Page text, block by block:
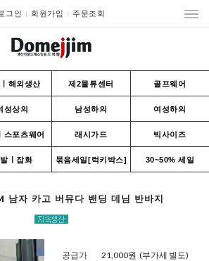
그인 회원가입 주문조회
해외생산 제2물류센터 골프웨어
성상의 남성하의 여성하의
스포츠웨어 래시가드 빅사이즈
ㅣ잡화 묶음세일[럭키박스] 30~50% 세일
자 카고 버뮤다 밴딩 데님 반바지
공급가 21,000원 (부가세 별도)